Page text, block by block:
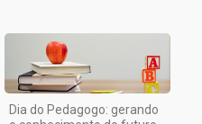
Dia do Pedagogo: gerando